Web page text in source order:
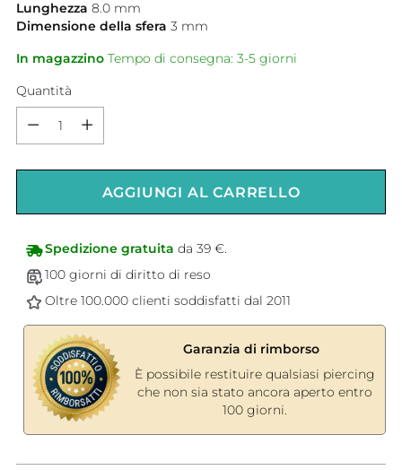
Lunghezza 8.0 mm
Dimensione della sfera 3 mm
In magazzino Tempo di consegna: 3-5 giorni
Quantità
AGGIUNGI AL CARRELLO
Spedizione gratuita da 39 €.
100 giorni di diritto di reso
Oltre 100.000 clienti soddisfatti dal 2011
Garanzia di rimborso
È possibile restituire qualsiasi piercing
che non sia stato ancora aperto entro
100 giorni.